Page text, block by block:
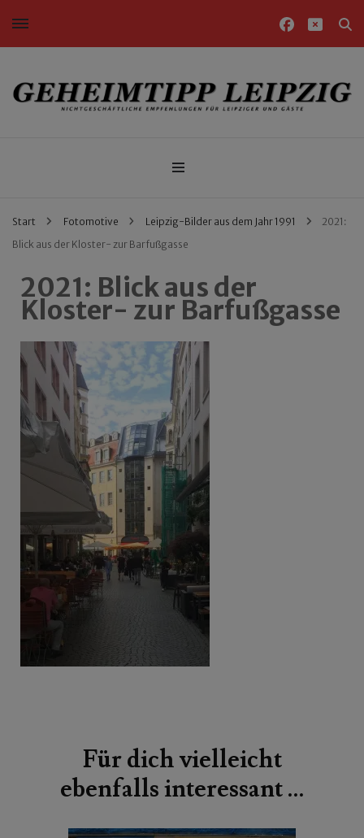
Nichtgeschäftliche Empfehlungen für Leipziger und Gäste
Start Fotomotive Leipzig-Bilder aus dem Jahr 1991
2021:
Blick aus der Kloster- zur Barfußgasse
2021: Blick aus der
Kloster- zur Barfußgasse
Für dich vielleicht
ebenfalls interessant …